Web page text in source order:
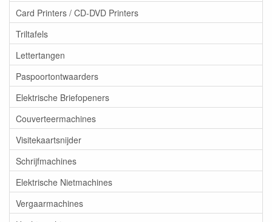
Card Printers / CD-DVD Printers
Triltafels
Lettertangen
Paspoortontwaarders
Elektrische Briefopeners
Couverteermachines
Visitekaartsnijder
Schrijfmachines
Elektrische Nietmachines
Vergaarmachines